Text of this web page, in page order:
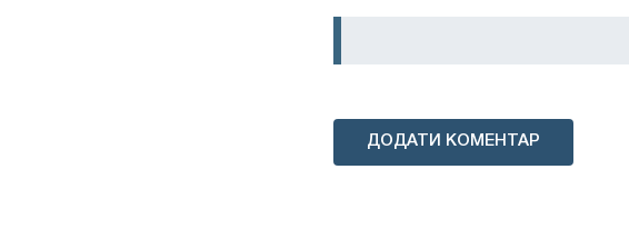
ДОДАТИ КОМЕНТАР